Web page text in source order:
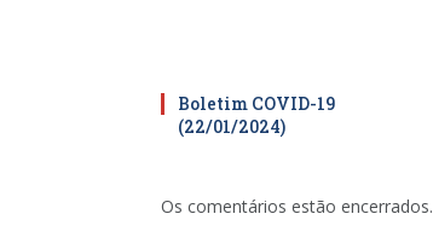
Boletim COVID-19
(22/01/2024)
Os comentários estão encerrados.